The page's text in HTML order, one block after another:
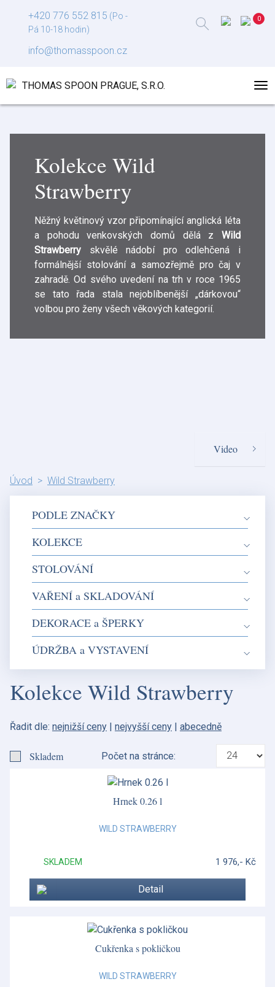
+420 776 552 815 (Po -
Pá 10-18 hodin)
info@thomasspoon.cz
Kolekce Wild
Strawberry
Něžný květinový vzor připomínající anglická léta
a pohodu venkovských domů dělá z Wild
Strawberry skvělé nádobí pro odlehčená i
formálnější stolování a samozřejmě pro čaj v
zahradě. Od svého uvedení na trh v roce 1965
se tato řada stala nejoblíbenější „dárkovou“
volbou pro ženy všech věkových kategorií.
Video
Úvod Wild Strawberry
Kolekce Wild Strawberry
Řadit dle: nejnižší ceny | nejvyšší ceny | abecedně
Skladem Počet na stránce:
Hrnek 0.26 l
WILD STRAWBERRY
SKLADEM 1 976,- Kč
Detail
Cukřenka s pokličkou
WILD STRAWBERRY
PODLE ZNAČKY
KOLEKCE
STOLOVÁNÍ
VAŘENÍ a SKLADOVÁNÍ
DEKORACE a ŠPERKY
ÚDRŽBA a VYSTAVENÍ